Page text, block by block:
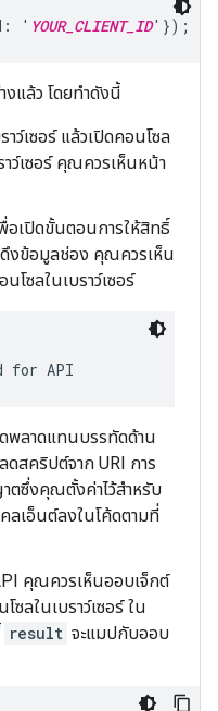
' YOUR_CLIENT_ID'});
แล้ว โดยทำดังนี้
าว์เซอร์ แล้วเปิดคอนโซล
ว์เซอร์ คุณควรเห็นหน้า
อเปิดขั้นตอนการให้สิทธิ์
งข้อมูลช่อง คุณควรเห็น
ซลในเบราว์เซอร์
for API
พลาดแทนบรรทัดด้าน
สคริปต์จาก URI การ
ตซึ่งคุณตั้งค่าไว้สำหรับ
ลเอ็นต์ลงในโค้ดตามที่
คุณควรเห็นออบเจ็กต์
ซลในเบราว์เซอร์ ใน
result จะแมปกับออบ